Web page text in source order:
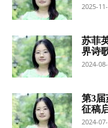
2025-
苏菲
界诗
2024-
第3
征稿
2024-